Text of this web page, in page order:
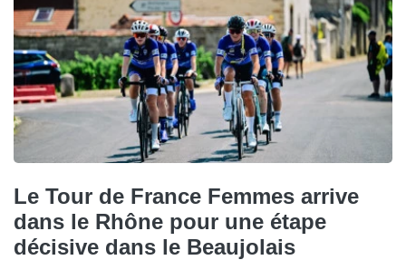
Le Tour de France Femmes arrive
dans le Rhône pour une étape
décisive dans le Beaujolais